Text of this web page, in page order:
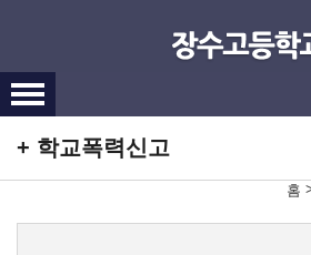
학교폭력신고
홈